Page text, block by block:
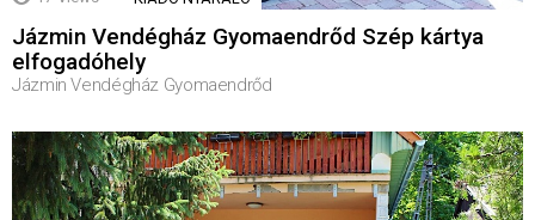
Jázmin Vendégház Gyomaendrőd Szép kártya
elfogadóhely
Jázmin Vendégház Gyomaendrőd